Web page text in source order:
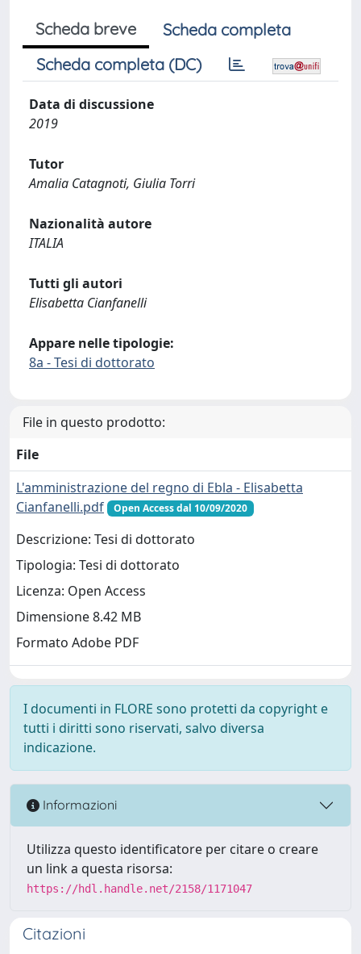
Scheda breve
Scheda completa
Scheda completa (DC)
Data di discussione
2019
Tutor
Amalia Catagnoti, Giulia Torri
Nazionalità autore
ITALIA
Tutti gli autori
Elisabetta Cianfanelli
Appare nelle tipologie:
8a - Tesi di dottorato
File in questo prodotto:
File
L'amministrazione del regno di Ebla - Elisabetta
Cianfanelli.pdf
Open Access dal 10/09/2020
Descrizione: Tesi di dottorato
Tipologia: Tesi di dottorato
Licenza: Open Access
Dimensione 8.42 MB
Formato Adobe PDF
I documenti in FLORE sono protetti da copyright e
tutti i diritti sono riservati, salvo diversa
indicazione.
Informazioni
Utilizza questo identificatore per citare o creare
un link a questa risorsa:
https://hdl.handle.net/2158/1171047
Citazioni